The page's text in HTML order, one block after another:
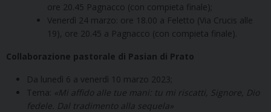
ore 20.45 Pagnacco (con compieta finale);
Venerdì 24 marzo: ore 18.00 a Feletto (Via Crucis alle
19), ore 20.45 a Pagnacco (con compieta finale).
Collaborazione pastorale di Pasian di Prato
Da lunedì 6 a venerdì 10 marzo 2023;
Tema: «Mi affido alle tue mani: tu mi riscatti, Signore, Dio
fedele. Dal tradimento alla sequela»